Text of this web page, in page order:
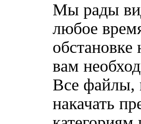
Мы рады
любое
обстановке
вам
Все файлы,
накачать